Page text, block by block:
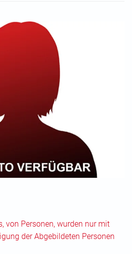
von Personen, wurden nur mit
der Abgebildeten Personen